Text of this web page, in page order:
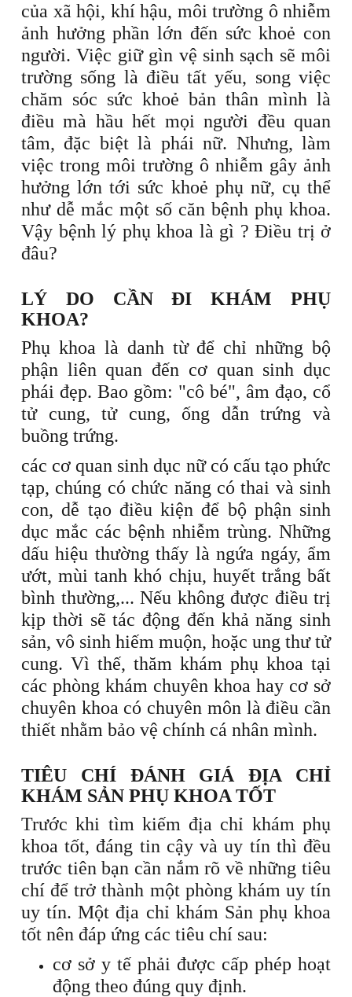
của xã hội, khí hậu, môi trường ô nhiễm
ảnh hưởng phần lớn đến sức khoẻ con
người. Việc giữ gìn vệ sinh sạch sẽ môi
trường sống là điều tất yếu, song việc
chăm sóc sức khoẻ bản thân mình là
điều mà hầu hết mọi người đều quan
tâm, đặc biệt là phái nữ. Nhưng, làm
việc trong môi trường ô nhiễm gây ảnh
hưởng lớn tới sức khoẻ phụ nữ, cụ thể
như dễ mắc một số căn bệnh phụ khoa.
Vậy bệnh lý phụ khoa là gì ? Điều trị ở
đâu?
LÝ DO CẦN ĐI KHÁM PHỤ
KHOA?
Phụ khoa là danh từ để chỉ những bộ
phận liên quan đến cơ quan sinh dục
phái đẹp. Bao gồm: "cô bé", âm đạo, cổ
tử cung, tử cung, ống dẫn trứng và
buồng trứng.
các cơ quan sinh dục nữ có cấu tạo phức
tạp, chúng có chức năng có thai và sinh
con, dễ tạo điều kiện để bộ phận sinh
dục mắc các bệnh nhiễm trùng. Những
dấu hiệu thường thấy là ngứa ngáy, ẩm
ướt, mùi tanh khó chịu, huyết trắng bất
bình thường,... Nếu không được điều trị
kịp thời sẽ tác động đến khả năng sinh
sản, vô sinh hiếm muộn, hoặc ung thư tử
cung. Vì thế, thăm khám phụ khoa tại
các phòng khám chuyên khoa hay cơ sở
chuyên khoa có chuyên môn là điều cần
thiết nhằm bảo vệ chính cá nhân mình.
TIÊU CHÍ ĐÁNH GIÁ ĐỊA CHỈ
KHÁM SẢN PHỤ KHOA TỐT
Trước khi tìm kiếm địa chỉ khám phụ
khoa tốt, đáng tin cậy và uy tín thì đều
trước tiên bạn cần nắm rõ về những tiêu
chí để trở thành một phòng khám uy tín
uy tín. Một địa chỉ khám Sản phụ khoa
tốt nên đáp ứng các tiêu chí sau:
cơ sở y tế phải được cấp phép hoạt
động theo đúng quy định.